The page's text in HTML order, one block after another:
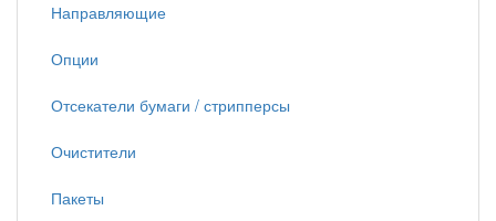
Направляющие
Опции
Отсекатели бумаги / стрипперсы
Очистители
Пакеты